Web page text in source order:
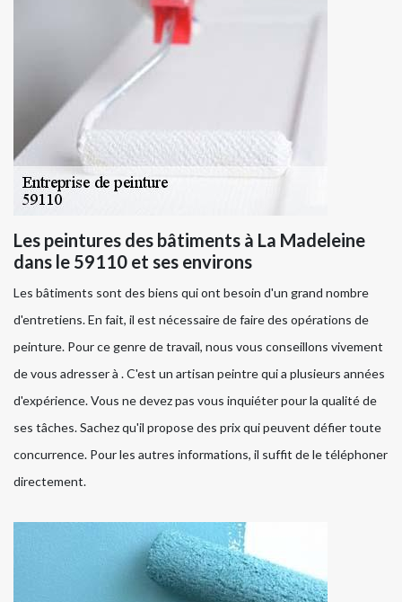
Les peintures des bâtiments à La Madeleine
dans le 59110 et ses environs
Les bâtiments sont des biens qui ont besoin d'un grand nombre
d'entretiens. En fait, il est nécessaire de faire des opérations de
peinture. Pour ce genre de travail, nous vous conseillons vivement
de vous adresser à . C'est un artisan peintre qui a plusieurs années
d'expérience. Vous ne devez pas vous inquiéter pour la qualité de
ses tâches. Sachez qu'il propose des prix qui peuvent défier toute
concurrence. Pour les autres informations, il suffit de le téléphoner
directement.